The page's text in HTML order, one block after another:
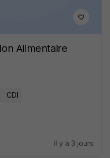
Alimentaire
CDI
il y a 3 jours